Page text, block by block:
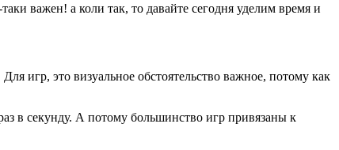
важен! а коли так, то давайте сегодня уделим время и
игр, это визуальное обстоятельство важное, потому как
в секунду. А потому большинство игр привязаны к